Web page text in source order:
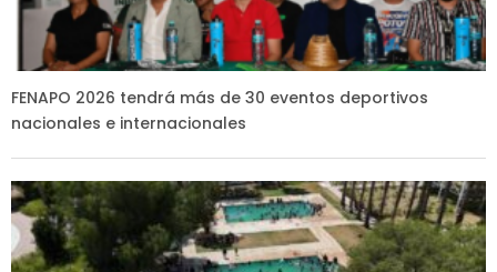
FENAPO 2026 tendrá más de 30 eventos deportivos
nacionales e internacionales